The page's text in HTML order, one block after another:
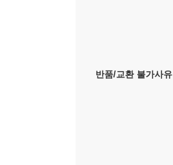
반품/교환 불가사유